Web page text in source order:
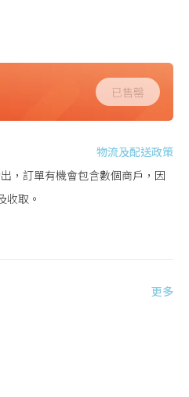
已售罄
物流及配送政策
，訂單有機會包含數個商戶，因
收取。
更多